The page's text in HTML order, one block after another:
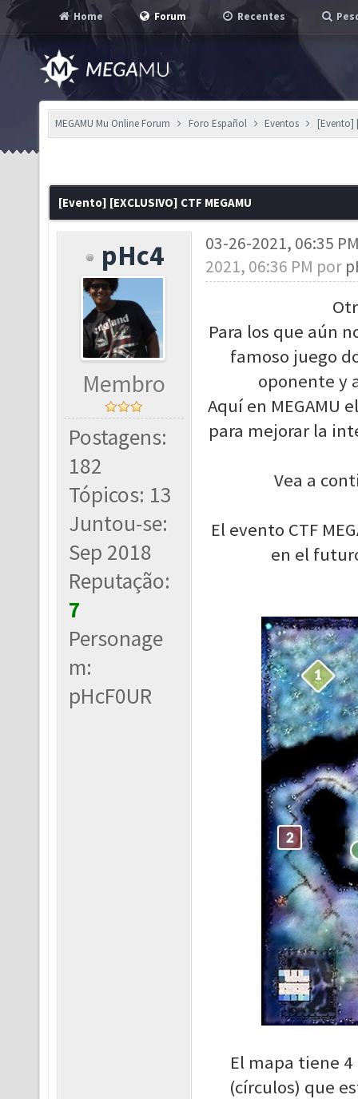
Home Forum Recentes
MEGAMU Mu Online Forum Foro Español Eventos [Evento]
[Evento] [EXCLUSIVO] CTF MEGAMU
pHc4
Membro
Postagens:
182
Tópicos: 13
Juntou-se:
Sep 2018
Reputação:
7
Personage
m:
pHcF0UR
03-26-2021, 06:35
2021, 06:36 PM por
Para los que aún
famoso juego
oponente y
Aquí en MEGAMU
para mejorar la
Vea a
El evento CTF
en el
El mapa tiene 4
(círculos) que